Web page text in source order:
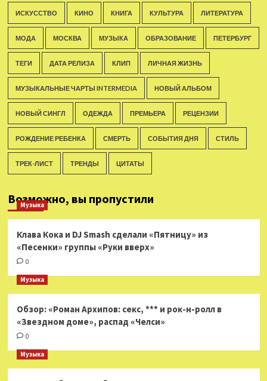
ИСКУССТВО КИНО КНИГА КУЛЬТУРА ЛИТЕРАТУРА
МОДА МОСКВА МУЗЫКА ОБРАЗОВАНИЕ ПЕТЕРБУРГ
ТЕГИ ДАТА РЕЛИЗА КЛИП ЛИЧНАЯ ЖИЗНЬ
МУЗЫКАЛЬНЫЕ ЧАРТЫ INTERMEDIA НОВЫЙ АЛЬБОМ
НОВЫЙ СИНГЛ ОДЕЖДА ПРЕМЬЕРА РЕЦЕНЗИИ
РОЖДЕНИЕ РЕБЕНКА СМЕРТЬ СОБЫТИЯ ДНЯ СТИЛЬ
ТРЕК-ЛИСТ ТРЕНДЫ ЦИТАТЫ
Возможно, вы пропустили
Музыка
Клава Кока и DJ Smash сделали «Пятницу» из
«Песенки» группы «Руки вверх»
0
Музыка
Обзор: «Роман Архипов: секс, *** и рок-н-ролл в
«Звездном доме», распад «Челси»
0
Музыка